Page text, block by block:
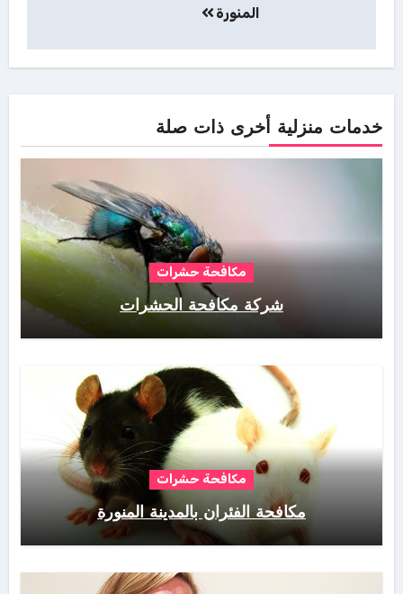
المنورة
خدمات منزلية أخرى ذات صلة
مكافحة حشرات
شركة مكافحة الحشرات
مكافحة حشرات
مكافحة الفئران بالمدينة المنورة